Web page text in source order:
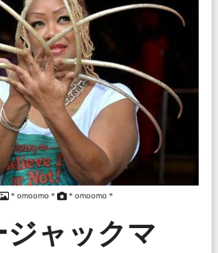
＊omoomo＊ ＊omoomo＊
ジャックマ